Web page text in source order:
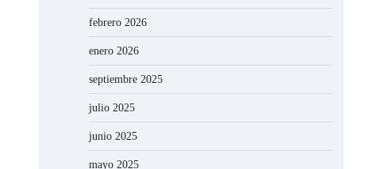
febrero 2026
enero 2026
septiembre 2025
julio 2025
junio 2025
mayo 2025